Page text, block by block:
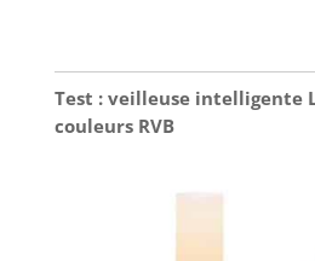
Test : veilleuse intelligente
couleurs RVB